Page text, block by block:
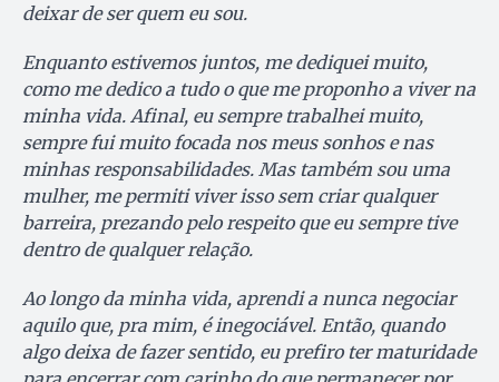
deixar de ser quem eu sou.
Enquanto estivemos juntos, me dediquei muito,
como me dedico a tudo o que me proponho a viver na
minha vida. Afinal, eu sempre trabalhei muito,
sempre fui muito focada nos meus sonhos e nas
minhas responsabilidades. Mas também sou uma
mulher, me permiti viver isso sem criar qualquer
barreira, prezando pelo respeito que eu sempre tive
dentro de qualquer relação.
Ao longo da minha vida, aprendi a nunca negociar
aquilo que, pra mim, é inegociável. Então, quando
algo deixa de fazer sentido, eu prefiro ter maturidade